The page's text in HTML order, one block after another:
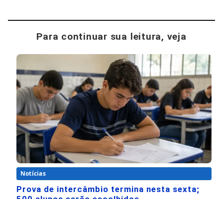
Para continuar sua leitura, veja
Notícias
Prova de intercâmbio termina nesta sexta;